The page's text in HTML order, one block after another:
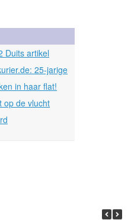
Duits artikel
25-jarige
in haar flat!
op de vlucht